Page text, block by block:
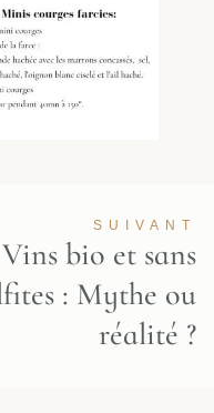
SUIVANT
Vins bio et sans
: Mythe ou
réalité ?